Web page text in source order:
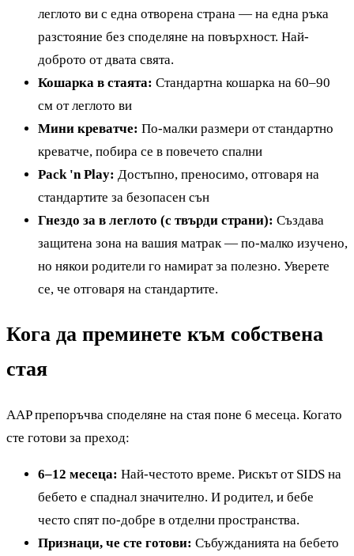
леглото ви с една отворена страна — на една ръка
разстояние без споделяне на повърхност. Най-
доброто от двата свята.
Кошарка в стаята: Стандартна кошарка на 60–90
см от леглото ви
Мини креватче: По-малки размери от стандартно
креватче, побира се в повечето спални
Pack 'n Play: Достъпно, преносимо, отговаря на
стандартите за безопасен сън
Гнездо за в леглото (с твърди страни): Създава
защитена зона на вашия матрак — по-малко изучено,
но някои родители го намират за полезно. Уверете
се, че отговаря на стандартите.
Кога да преминете към собствена
стая
AAP препоръчва споделяне на стая поне 6 месеца. Когато
сте готови за преход:
6–12 месеца: Най-честото време. Рискът от SIDS на
бебето е спаднал значително. И родител, и бебе
често спят по-добре в отделни пространства.
Признаци, че сте готови: Събужданията на бебето